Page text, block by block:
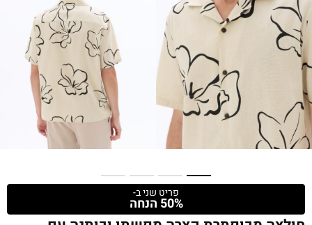
פריט שני ב-
50% הנחה